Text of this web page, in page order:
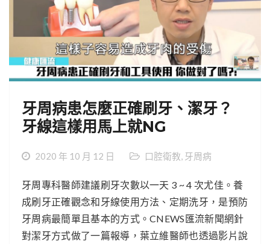
牙周病患怎麼正確刷牙、潔牙？
牙線這樣用馬上就NG
2020 年 10 月 12 日 口腔衛教, 牙周病
牙周專科醫師建議刷牙次數以一天 3 ~ 4 次尤佳。養
成刷牙正確觀念和牙線使用方法、定期洗牙，是預防
牙周病最簡單且基本的方式。CNEWS匯流新聞網針
對潔牙方式做了一篇報導，葉立維醫師也透過影片說